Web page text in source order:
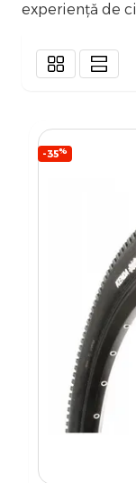
experiență de
-35%